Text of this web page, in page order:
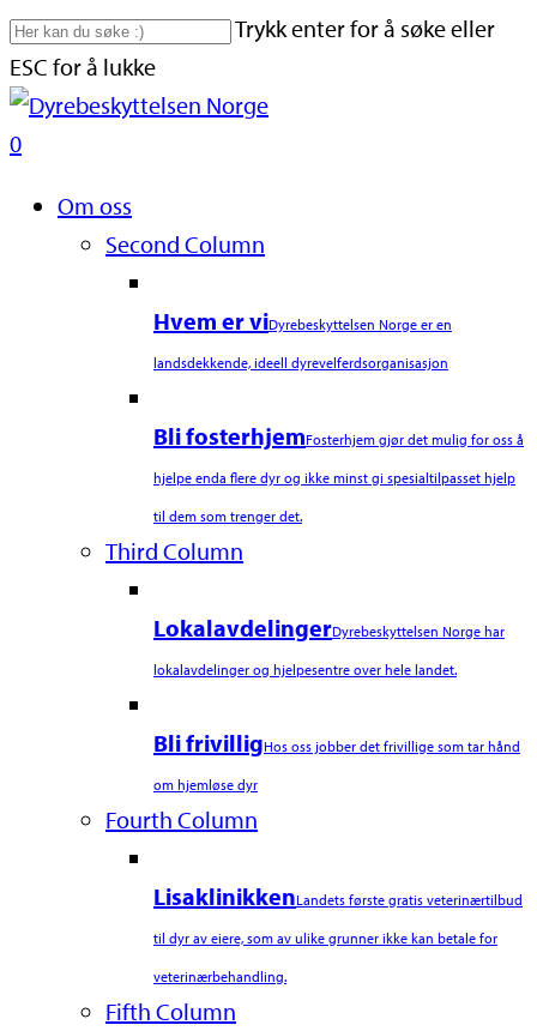
Skip
to
main
content
Trykk enter for å søke eller
ESC for å lukke
Close
Search
search
0
Om oss
Second Column
Hvem er viDyrebeskyttelsen Norge er en
landsdekkende, ideell dyrevelferdsorganisasjon
Bli fosterhjemFosterhjem gjør det mulig for oss å
hjelpe enda flere dyr og ikke minst gi spesialtilpasset hjelp
til dem som trenger det.
Third Column
LokalavdelingerDyrebeskyttelsen Norge har
lokalavdelinger og hjelpesentre over hele landet.
Bli frivilligHos oss jobber det frivillige som tar hånd
om hjemløse dyr
Fourth Column
LisaklinikkenLandets første gratis veterinærtilbud
til dyr av eiere, som av ulike grunner ikke kan betale for
veterinærbehandling.
Fifth Column